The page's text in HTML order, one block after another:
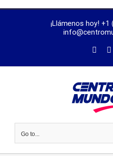
¡Llámenos hoy! +1
Go to...